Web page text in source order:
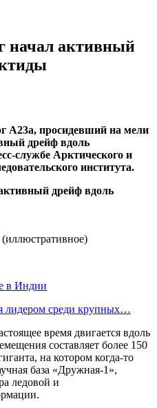
начал активный
А23а, просидевший на мели
дрейф вдоль
службе Арктического и
института.
в Индии
лидером среди крупных…
время двигается вдоль
составляет более 150
на котором когда-то
база «Дружная-1»,
ледовой и